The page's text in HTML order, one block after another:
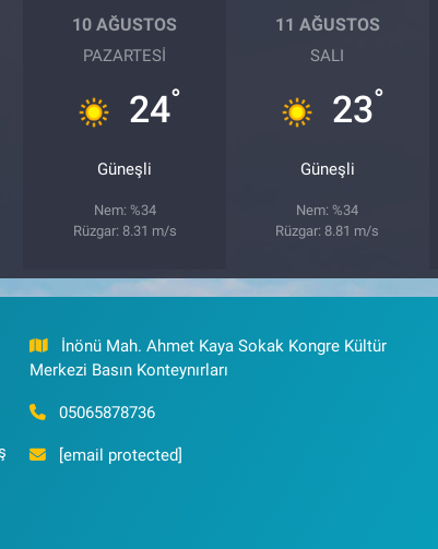
10 AĞUSTOS
PAZARTESI
24°
Güneşli
Nem: %34
Rüzgar: 8.31 m/s
11 AĞUSTOS
SALI
23°
Güneşli
Nem: %34
Rüzgar: 8.81 m/s
İnönü Mah. Ahmet Kaya Sokak Kongre Kültür
Merkezi Basın Konteynırları
05065878736
[email protected]